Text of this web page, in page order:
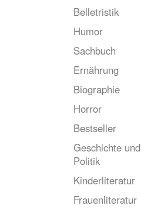
Belletristik
Humor
Sachbuch
Ernährung
Biographie
Horror
Bestseller
Geschichte und
Politik
Kinderliteratur
Frauenliteratur